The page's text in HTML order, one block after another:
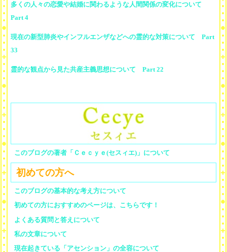
多くの人々の恋愛や結婚に関わるような人間関係の変化について
Part 4
現在の新型肺炎やインフルエンザなどへの霊的な対策について Part
33
霊的な観点から見た共産主義思想について Part 22
このブログの著者「Ｃｅｃｙｅ(セスィエ)」について
初めての方へ
このブログの基本的な考え方について
初めての方におすすめのページは、こちらです！
よくある質問と答えについて
私の文章について
現在起きている「アセンション」の全容について